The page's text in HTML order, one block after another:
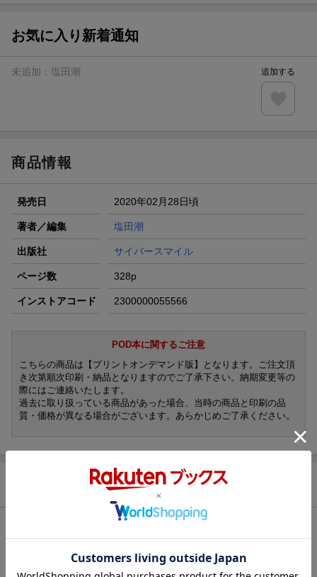
ト山分け
エントリー＆3,000円以上購入で無料データSIM（3GB/月プ
楽天モバイル紹介キャンペーンの拡散で300円OFFクーポン
お気に入り新着通知
未追加： 塩田潮 追加する
商品情報
発売日 2020年02月28日頃
著者／編集 塩田潮
出版社 サイバースマイル
ページ数 328p
インストアコード 2300000055566
POD本に関するご注意
こちらの商品は【プリントオンデマンド版】となります。ご注文頂
き次第順次印刷・納品となりますのでご了承下さい。納期変更等の
際にはご連絡いたします。
過去に取り扱っている商品があった場合、当時の商品と印刷の品
質・価格が異なる場合がございます。あらかじめご了承ください。
日本の議会政治と憲法のルーツ（起源）を探る。